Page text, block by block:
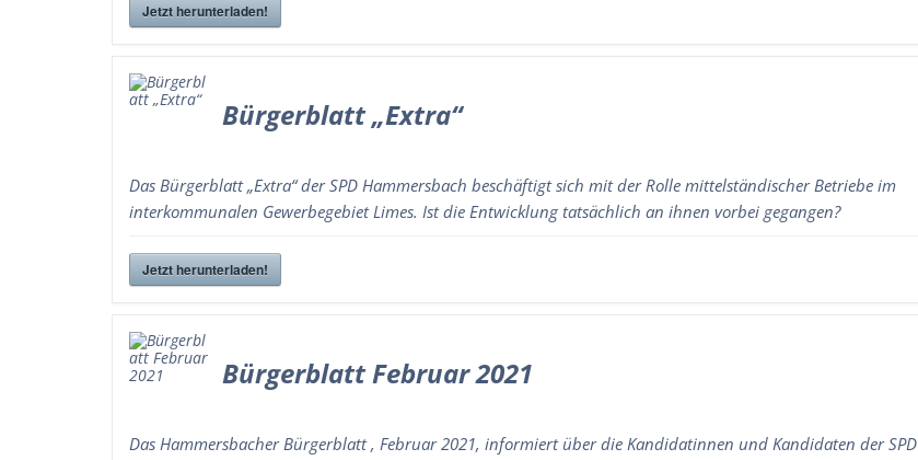
Jetzt herunterladen!
Bürgerblatt „Extra“
Das Bürgerblatt „Extra“ der SPD Hammersbach beschäftigt sich mit der Rolle mittelständischer Betriebe im
interkommunalen Gewerbegebiet Limes. Ist die Entwicklung tatsächlich an ihnen vorbei gegangen?
Jetzt herunterladen!
Bürgerblatt Februar 2021
Das Hammersbacher Bürgerblatt , Februar 2021, informiert über die Kandidatinnen und Kandidaten der SPD